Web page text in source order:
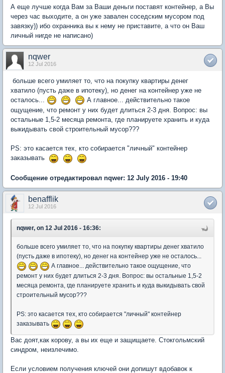
А еще лучше когда Вам за Ваши деньги поставят контейнер, а Вы
через час выходите, а он уже завален соседским мусором под
завязку)) ибо охранника вы к нему не приставите, а что он Ваш
личный нигде не написано)
nqwer
12 Jul 2016
больше всего умиляет то, что на покупку квартиры денег
хватило (пусть даже в ипотеку), но денег на контейнер уже не
осталось...
А главное... действительно такое
ощущение, что ремонт у них будет длиться 2-3 дня. Вопрос: вы
остальные 1,5-2 месяца ремонта, где планируете хранить и куда
выкидывать свой строительный мусор???
PS: это касается тех, кто собирается "личный" контейнер
заказывать
Сообщение отредактировал nqwer: 12 July 2016 - 19:40
benafflik
12 Jul 2016
nqwer, on 12 Jul 2016 - 16:36:
больше всего умиляет то, что на покупку квартиры денег хватило
(пусть даже в ипотеку), но денег на контейнер уже не осталось...
А главное... действительно такое ощущение, что
ремонт у них будет длиться 2-3 дня. Вопрос: вы остальные 1,5-2
месяца ремонта, где планируете хранить и куда выкидывать свой
строительный мусор???
PS: это касается тех, кто собирается "личный" контейнер
заказывать
Вас доят,как корову, а вы их еще и защищаете. Стокгольмский
синдром, неизлечимо.
Если условием получения ключей они допишут вдобавок к